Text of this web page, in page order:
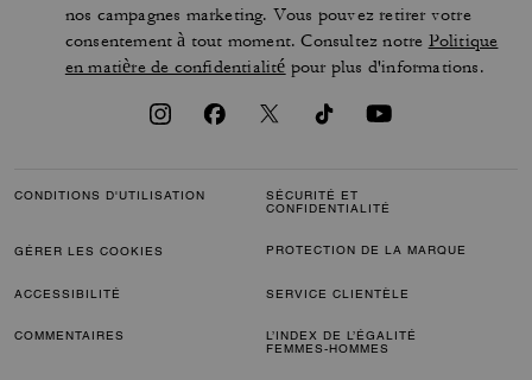
nos campagnes marketing. Vous pouvez retirer votre
consentement à tout moment. Consultez notre Politique
en matière de confidentialité pour plus d'informations.
CONDITIONS D'UTILISATION
SÉCURITÉ ET
CONFIDENTIALITÉ
GÉRER LES COOKIES PROTECTION DE LA MARQUE
ACCESSIBILITÉ SERVICE CLIENTÈLE
COMMENTAIRES
L’INDEX DE L’ÉGALITÉ
FEMMES-HOMMES